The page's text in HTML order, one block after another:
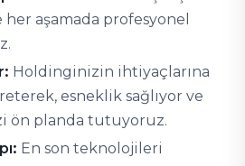
her aşamada profesyonel
Holdinginizin ihtiyaçlarına
esneklik sağlıyor ve
ön planda tutuyoruz.
En son teknolojileri